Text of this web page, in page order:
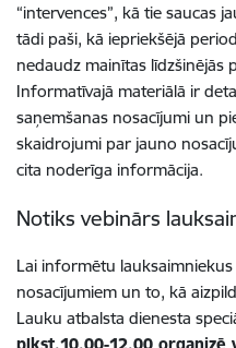
“intervences”, kā tie saucas
tādi paši, kā iepriekšējā
nedaudz mainītas līdzšinējās
Informatīvajā materiālā ir
saņemšanas nosacījumi un
skaidrojumi par jauno
cita noderīga informācija.
Notiks vebinārs
Lai informētu
nosacījumiem un to, kā
Lauku atbalsta dienesta
plkst.10.00-12.00 organizē